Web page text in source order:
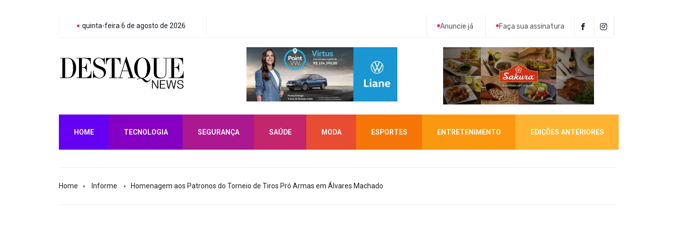
quinta-feira 6 de agosto de 2026 Anuncie já Faça sua assinatura
HOME TECNOLOGIA SEGURANÇA SAÚDE MODA ESPORTES ENTRETENIMENTO EDIÇÕES ANTERIORES
Home Informe Homenagem aos Patronos do Torneio de Tiros Pró Armas em Álvares Machado